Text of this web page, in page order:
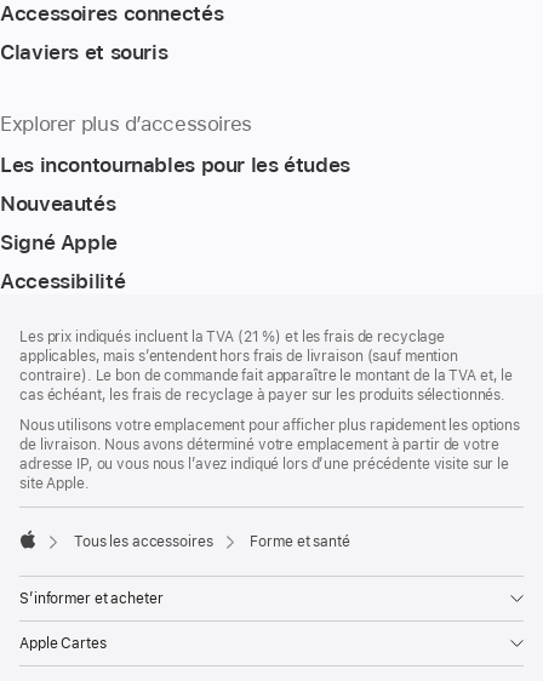
Accessoires connectés
Claviers et souris
Explorer plus d’accessoires
Les incontournables pour les études
Nouveautés
Signé Apple
Accessibilité
de
page
de
bas
de
Les prix indiqués incluent la TVA (21 %) et les frais de recyclage
applicables, mais s’entendent hors frais de livraison (sauf mention
contraire). Le bon de commande fait apparaître le montant de la TVA et, le
cas échéant, les frais de recyclage à payer sur les produits sélectionnés.
Nous utilisons votre emplacement pour afficher plus rapidement les options
de livraison. Nous avons déterminé votre emplacement à partir de votre
adresse IP, ou vous nous l’avez indiqué lors d’une précédente visite sur le
site Apple.
Tous les accessoires Forme et santé
S’informer et acheter
Apple Cartes